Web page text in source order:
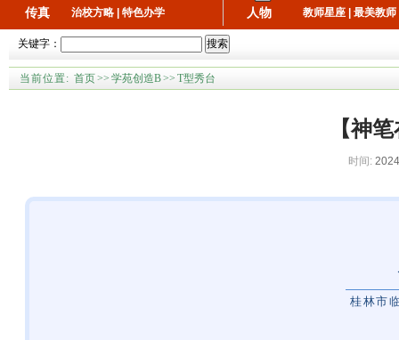
传真 治校方略 特色办学 人物 教师星座 最美教师
关键字： 搜索
当前位置: 首页>> 学苑创造B>> T型秀台
【神
时间:
桂林市